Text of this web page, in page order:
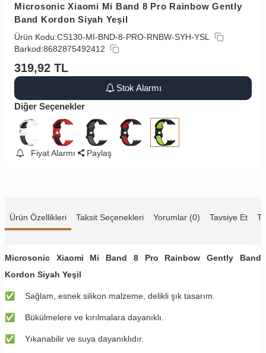
Microsonic Xiaomi Mi Band 8 Pro Rainbow Gently
Band Kordon Siyah Yeşil
Ürün Kodu:CS130-MI-BND-8-PRO-RNBW-SYH-YSL
Barkod:8682875492412
319,92 TL
Stok Alarmı
Diğer Seçenekler
Fiyat Alarmı Paylaş
Ürün Özellikleri Taksit Seçenekleri Yorumlar (0) Tavsiye Et
Microsonic Xiaomi Mi Band 8 Pro Rainbow Gently Band
Kordon Siyah Yeşil
✅ Sağlam, esnek silikon malzeme, delikli şık tasarım.
✅ Bükülmelere ve kırılmalara dayanıklı.
✅ Yıkanabilir ve suya dayanıklıdır.